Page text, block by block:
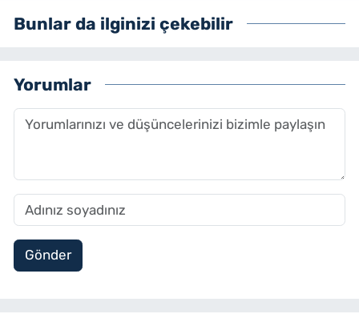
Bunlar da ilginizi çekebilir
Yorumlar
Gönder